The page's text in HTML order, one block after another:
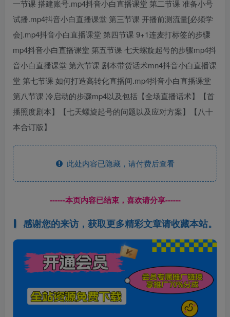
一节课 搭建账号.mp4抖音小白直播课堂 第二节课 准备小号
试播.mp4抖音小白直播课堂 第三节课 开播前测流量[必须学
会].mp4抖音小白直播课堂 第四节课 9+1连麦打标签的步骤
mp4抖音小白直播课堂 第五节课 七天螺旋起号的步骤mp4抖
音小白直播课堂 第六节课 剧本带货话术mn4抖音小白直播课
堂 第七节课 如何打造高转化直播间.mp4抖音小白直播课堂
第八节课 冷启动的步骤mp4以及包括【全场直播话术】【首
播照度剧本】【七天螺旋起号的问题以及应对方案】【八十
本合订版】
此处内容已隐藏，请付费后查看
------本页内容已结束，喜欢请分享------
感谢您的来访，获取更多精彩文章请收藏本站。